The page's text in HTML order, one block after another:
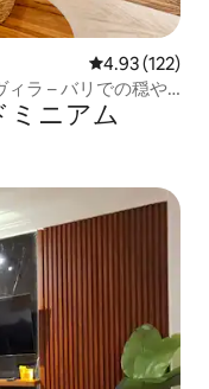
レビュー122
4.93 (122)
ィラ – バリでの穏や
ミニアム